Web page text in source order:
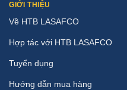
GIỚI THIỆU
Về HTB LASAFCO
Hợp tác với HTB LASAFCO
Tuyển dụng
Hướng dẫn mua hàng